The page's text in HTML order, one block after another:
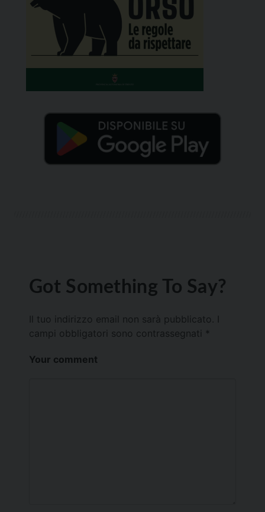
Got Something To Say?
Il tuo indirizzo email non sarà pubblicato.
campi obbligatori sono contrassegnati *
Your comment